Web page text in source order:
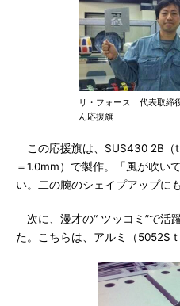
リ・フォース 代表取締
ん応援旗」
この応援旗は、SUS430 2B
＝1.0mm）で製作。「風が吹い
い。二の腕のシェイプアップに
次に、漫才の“ ツッコミ”で活
た。こちらは、アルミ（5052S t